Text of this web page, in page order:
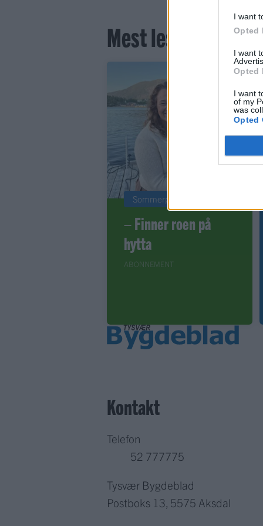
I want
Opted
I want
Opted
I want
of my
was
Opted
Mest lest siste syv
Sommerpraten
– Finner roen på
hytta
ABONNEMENT
Kontakt
Telefon
52 777775
Tysvær Bygdeblad
Postboks 13, 5575 Aksdal